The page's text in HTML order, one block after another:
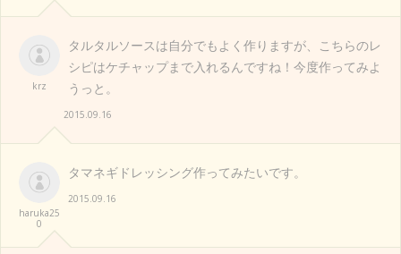
krz
タルタルソースは自分でもよく作りますが、こちらのレ
シピはケチャップまで入れるんですね！今度作ってみよ
うっと。
2015.09.16
haruka25
0
タマネギドレッシング作ってみたいです。
2015.09.16